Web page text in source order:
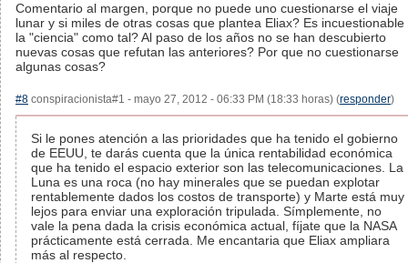
Comentario al margen, porque no puede uno cuestionarse el viaje
lunar y si miles de otras cosas que plantea Eliax? Es incuestionable
la "ciencia" como tal? Al paso de los años no se han descubierto
nuevas cosas que refutan las anteriores? Por que no cuestionarse
algunas cosas?
#8 conspiracionista#1 - mayo 27, 2012 - 06:33 PM (18:33 horas) (responder)
Si le pones atención a las prioridades que ha tenido el gobierno
de EEUU, te darás cuenta que la única rentabilidad económica
que ha tenido el espacio exterior son las telecomunicaciones. La
Luna es una roca (no hay minerales que se puedan explotar
rentablemente dados los costos de transporte) y Marte está muy
lejos para enviar una exploración tripulada. Símplemente, no
vale la pena dada la crisis económica actual, fíjate que la NASA
prácticamente está cerrada. Me encantaria que Eliax ampliara
más al respecto.